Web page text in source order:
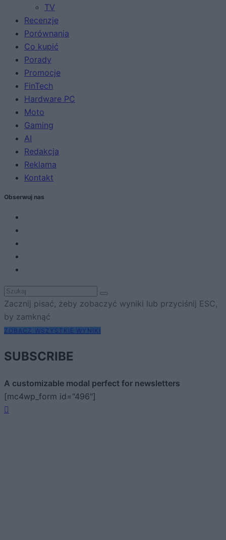
TV
Recenzje
Porównania
Co kupić
Porady
Promocje
FinTech
Hardware PC
Moto
Gaming
AI
Redakcja
Reklama
Kontakt
Obserwuj nas
Zacznij pisać, żeby zobaczyć wyniki lub przyciśnij ESC,
by zamknąć
ZOBACZ WSZYSTKIE WYNIKI
SUBSCRIBE
A customizable modal perfect for newsletters
[mc4wp_form id="496"]